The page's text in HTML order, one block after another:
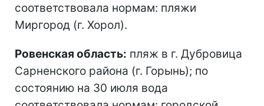
соответствовала нормам: пляжи
Миргород (г. Хорол).
Ровенская область: пляж в г. Дубровица
Сарненского района (г. Горынь); по
состоянию на 30 июля вода